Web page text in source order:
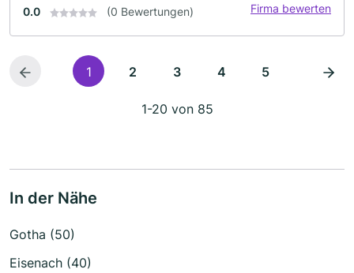
0.0 (0 Bewertungen) Firma bewerten
1 2 3 4 5
1-20 von 85
In der Nähe
Gotha (50)
Eisenach (40)